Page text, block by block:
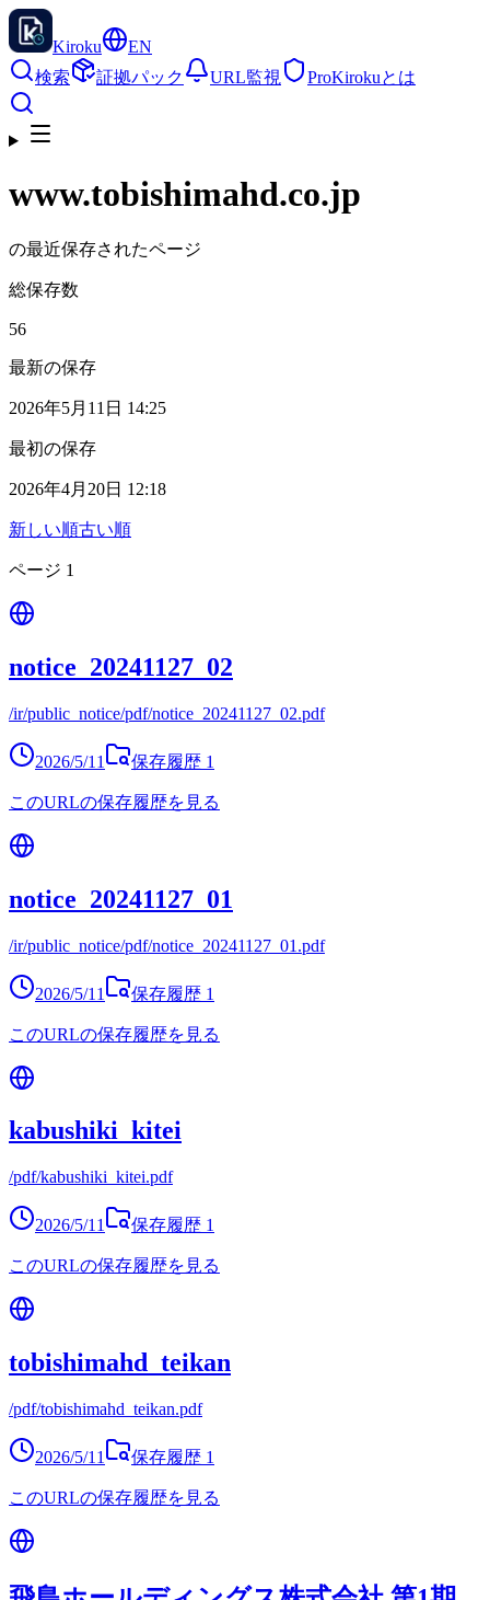
Kiroku
EN
検索
証拠パック URL監視 ProKirokuとは
www.tobishimahd.co.jp
の最近保存されたページ
総保存数
56
最新の保存
2026年5月11日 14:25
最初の保存
2026年4月20日 12:18
新しい順古い順
ページ 1
notice_20241127_02
/ir/public_notice/pdf/notice_20241127_02.pdf
2026/5/11 保存履歴 1
このURLの保存履歴を見る
notice_20241127_01
/ir/public_notice/pdf/notice_20241127_01.pdf
2026/5/11 保存履歴 1
このURLの保存履歴を見る
kabushiki_kitei
/pdf/kabushiki_kitei.pdf
2026/5/11 保存履歴 1
このURLの保存履歴を見る
tobishimahd_teikan
/pdf/tobishimahd_teikan.pdf
2026/5/11 保存履歴 1
このURLの保存履歴を見る